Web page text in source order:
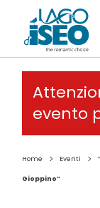
evento
Home > Eventi >
Gioppino”